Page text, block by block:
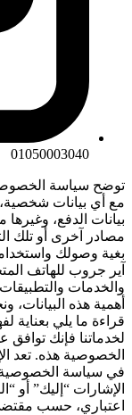
01050003040
توضح سياسة
مع أي بيانات
بيانات الدفع،
مصادر آخرى أو تلك
بغية وصولك
آير جروب للهاتف
والخدمات
أهمية هذه
قراءة ما يلي بعناية
لخدماتنا فإنك توافق
الخصوصية هذه. تعد
في سياسة
الإشارات “إليك”
اعتباري، حسب